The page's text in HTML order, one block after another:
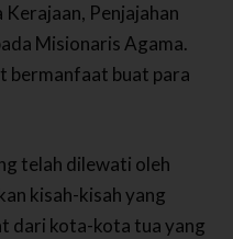
Penjajahan
Misionaris Agama.
bermanfaat buat para
telah dilewati oleh
kisah-kisah yang
dari kota-kota tua yang